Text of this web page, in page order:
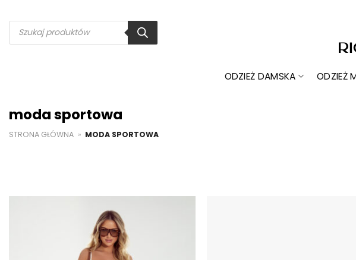
do
zawartości
Wyszukiwarka
produktów
ODZIEŻ DAMSKA ODZIEŻ
moda sportowa
STRONA GŁÓWNA » MODA SPORTOWA